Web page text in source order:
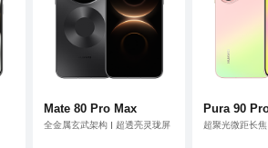
Mate 80 Pro Max
全金属玄武架构
超透亮灵珑屏
Pura 90
超聚光微距长焦